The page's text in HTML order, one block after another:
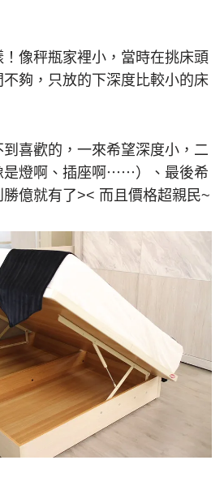
像秤瓶家裡小，當時在挑床頭
夠，只放的下深度比較小的床
喜歡的，一來希望深度小，二
是燈啊、插座啊⋯⋯）、最後希
億就有了>< 而且價格超親民~